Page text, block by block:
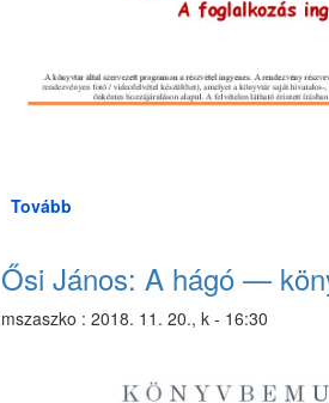
Tovább
Ősi János: A hágó —
mszaszko : 2018. 11. 20., k - 16:30